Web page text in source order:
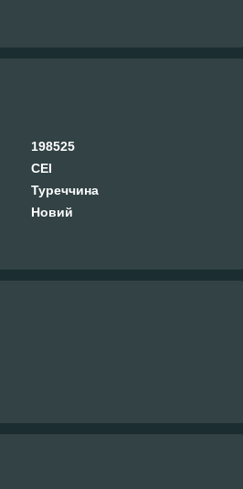
198525
CEI
Туреччина
Новий